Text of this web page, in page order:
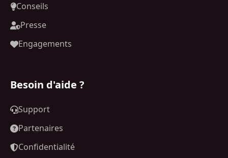
Conseils
Presse
Engagements
Besoin d'aide ?
Support
Partenaires
Confidentialité